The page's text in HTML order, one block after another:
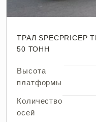
ТРАЛ
50 ТОНН
Высота
платформы
Количество
осей